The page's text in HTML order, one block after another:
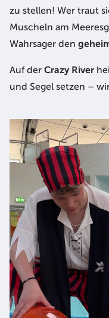
zu stellen! Wer traut
Muscheln am
Wahrsager den
Auf der Crazy River
und Segel setzen –